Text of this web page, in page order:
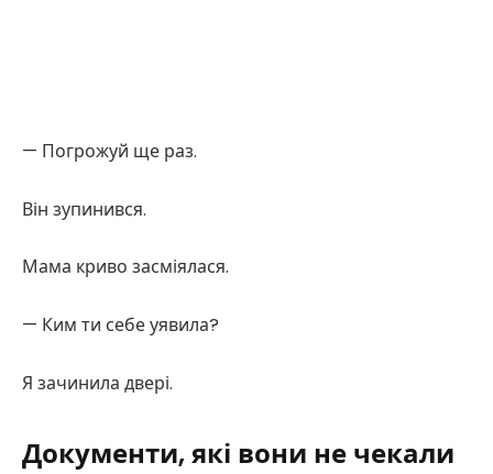
— Погрожуй ще раз.
Він зупинився.
Мама криво засміялася.
— Ким ти себе уявила?
Я зачинила двері.
Документи, які вони не чекали